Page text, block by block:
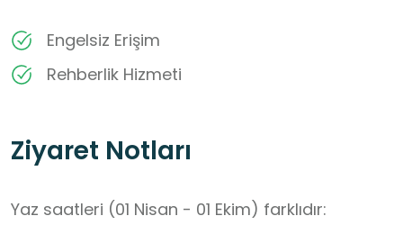
Engelsiz Erişim
Rehberlik Hizmeti
Ziyaret Notları
Yaz saatleri (01 Nisan - 01 Ekim) farklıdır: